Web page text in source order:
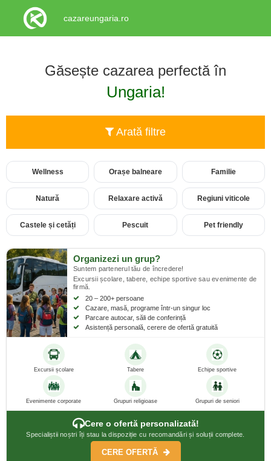
Găsește cazarea perfectă în
Ungaria!
Arată filtre
Wellness Orașe balneare Familie
Natură Relaxare activă Regiuni viticole
Castele și cetăți Pescuit Pet friendly
Organizezi un grup?
Suntem partenerul tău de încredere!
Excursii școlare, tabere, echipe sportive sau evenimente de
firmă.
20 – 200+ persoane
Cazare, masă, programe într-un singur loc
Parcare autocar, săli de conferință
Asistență personală, cerere de ofertă gratuită
Excursii școlare Tabere Echipe sportive
Evenimente corporate Grupuri religioase Grupuri de seniori
Cere o ofertă personalizată!
Specialiștii noștri îți stau la dispoziție cu recomandări și soluții complete.
CERE OFERTĂ
cazareungaria.ro